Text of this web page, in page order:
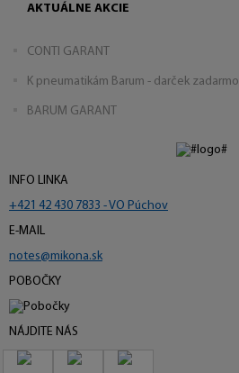
AKTUÁLNE AKCIE
CONTI GARANT
K pneumatikám Barum - darček zadarmo
BARUM GARANT
INFO LINKA
+421 42 430 7833 - VO Púchov
E-MAIL
notes@mikona.sk
POBOČKY
NÁJDITE NÁS